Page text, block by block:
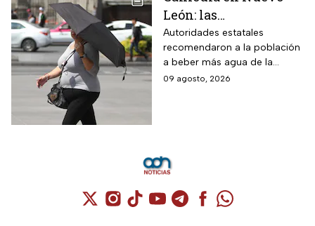
León: las
recomendaciones de
la Secretaría de Medio
Ambiente para
proteger a los adultos
Autoridades estatales
recomendaron a la población
a beber más agua de la
habitual
09 agosto, 2026
Cuenta de X / Twitter (se abre en una
Cuenta de Instagram (se abre en una
Cuenta de TikTok (se abre en
Cuenta de YouTube (se abre
Cuenta de Telegram (se
Cuenta de
Cuenta de